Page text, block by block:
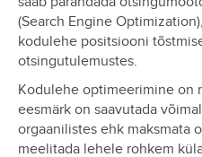
(Search Engine
kodulehe positsiooni
otsingutulemustes.
Kodulehe optimeerimine on
eesmärk on saavutada
orgaanilistes ehk maksmata
meelitada lehele rohkem